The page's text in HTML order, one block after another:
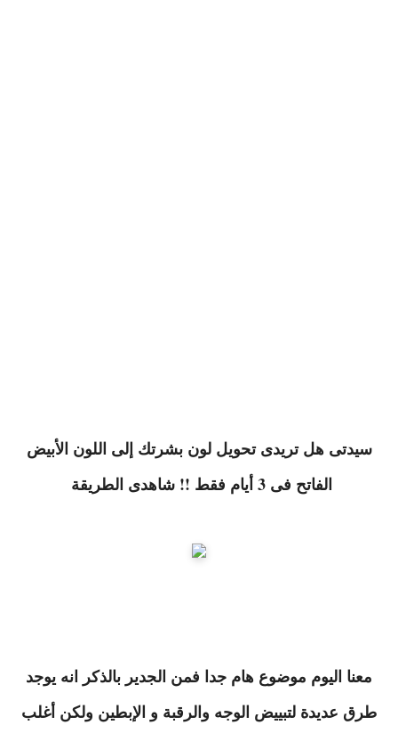
سيدتى هل تريدى تحويل لون بشرتك إلى اللون الأبيض
الفاتح فى 3 أيام فقط !! شاهدى الطريقة
معنا اليوم موضوع هام جدا فمن الجدير بالذكر انه يوجد
طرق عديدة لتبييض الوجه والرقبة و الإبطين ولكن أغلب